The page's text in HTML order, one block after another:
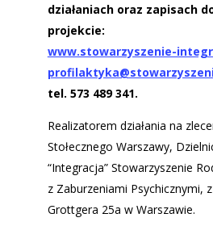
działaniach oraz zapisach
projekcie:
www.stowarzyszenie-
tel. 573 489 341.
Realizatorem działania na
Stołecznego Warszawy,
“Integracja” Stowarzyszenie
z Zaburzeniami Psychicznymi,
Grottgera 25a w Warszawie.